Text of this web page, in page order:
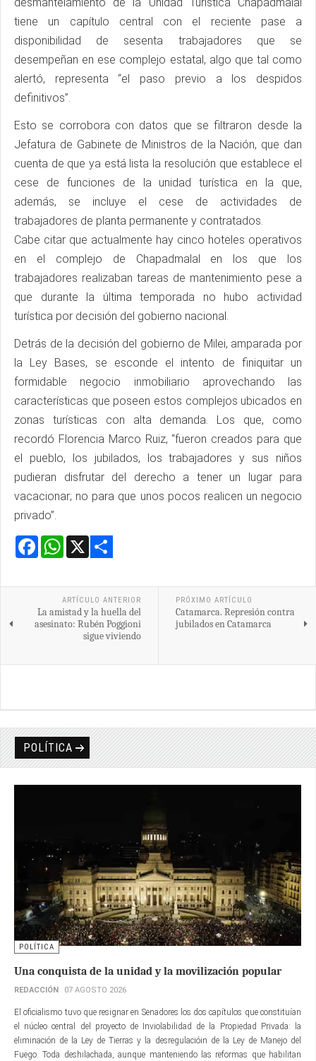
tiene un capítulo central con el reciente pase a
disponibilidad de sesenta trabajadores que se
desempeñan en ese complejo estatal, algo que tal como
alertó, representa “el paso previo a los despidos
definitivos”.
Esto se corrobora con datos que se filtraron desde la
Jefatura de Gabinete de Ministros de la Nación, que dan
cuenta de que ya está lista la resolución que establece el
cese de funciones de la unidad turística en la que,
además, se incluye el cese de actividades de
trabajadores de planta permanente y contratados.
Cabe citar que actualmente hay cinco hoteles operativos
en el complejo de Chapadmalal en los que los
trabajadores realizaban tareas de mantenimiento pese a
que durante la última temporada no hubo actividad
turística por decisión del gobierno nacional.
Detrás de la decisión del gobierno de Milei, amparada por
la Ley Bases, se esconde el intento de finiquitar un
formidable negocio inmobiliario aprovechando las
características que poseen estos complejos ubicados en
zonas turísticas con alta demanda. Los que, como
recordó Florencia Marco Ruiz, “fueron creados para que
el pueblo, los jubilados, los trabajadores y sus niños
pudieran disfrutar del derecho a tener un lugar para
vacacionar; no para que unos pocos realicen un negocio
privado”.
Facebook
WhatsApp
ARTÍCULO ANTERIOR
La amistad y la huella del
asesinato: Rubén Poggioni
sigue viviendo
PRÓXIMO ARTÍCULO
Catamarca. Represión contra
jubilados en Catamarca
POLÍTICA
POLÍTICA
Una conquista de la unidad y la movilización popular
REDACCIÓN 07 AGOSTO 2026
El oficialismo tuvo que resignar en Senadores los dos capítulos que constituían
el núcleo central del proyecto de Inviolabilidad de la Propiedad Privada: la
eliminación de la Ley de Tierras y la desregulacióin de la Ley de Manejo del
Fuego. Toda deshilachada, aunque manteniendo las reformas que habilitan